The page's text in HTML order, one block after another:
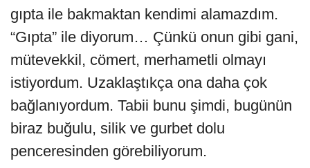
gıpta ile bakmaktan kendimi alamazdım.
“Gıpta” ile diyorum… Çünkü onun gibi gani,
mütevekkil, cömert, merhametli olmayı
istiyordum. Uzaklaştıkça ona daha çok
bağlanıyordum. Tabii bunu şimdi, bugünün
biraz buğulu, silik ve gurbet dolu
penceresinden görebiliyorum.